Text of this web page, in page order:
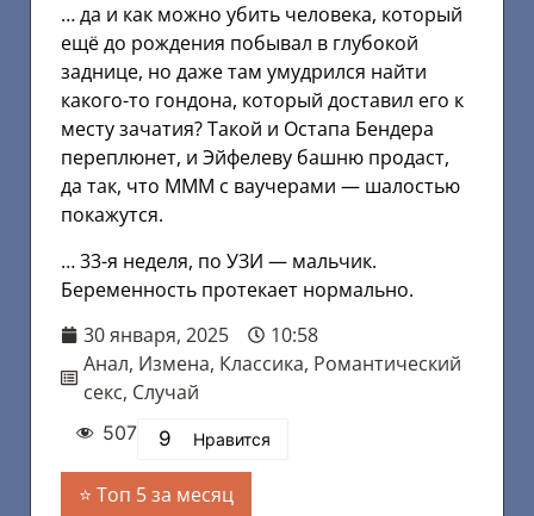
… да и как можно убить человека, который
ещё до рождения побывал в глубокой
заднице, но даже там умудрился найти
какого-то гондона, который доставил его к
месту зачатия? Такой и Остапа Бендера
переплюнет, и Эйфелеву башню продаст,
да так, что МММ с ваучерами — шалостью
покажутся.
… 33-я неделя, по УЗИ — мальчик.
Беременность протекает нормально.
30 января, 2025
10:58
Анал, Измена, Классика, Романтический
секс, Случай
507 9 Нравится
Топ 5 за месяц